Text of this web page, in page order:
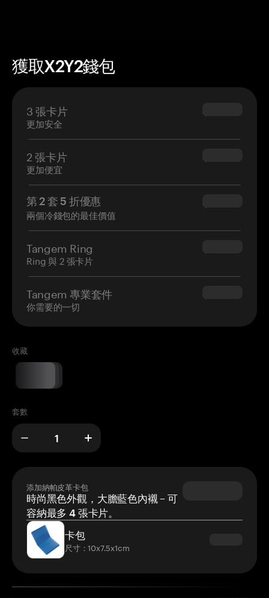
獲取X2Y2錢包
3 張卡片
更加安全
$69.90
2 張卡片
更加便宜
$54.90
第 2 套 5 折優惠
兩個冷錢包的最佳價值
$34.95
Tangem Ring
Ring 與 2 張卡片
$160.00
Tangem 專業套件
你需要的一切
$180.00
收藏
套數
添加納帕皮革卡包
時尚黑色外觀，大膽藍色內襯 – 可
容納最多 4 張卡片。
卡包
尺寸：10x7.5x1cm